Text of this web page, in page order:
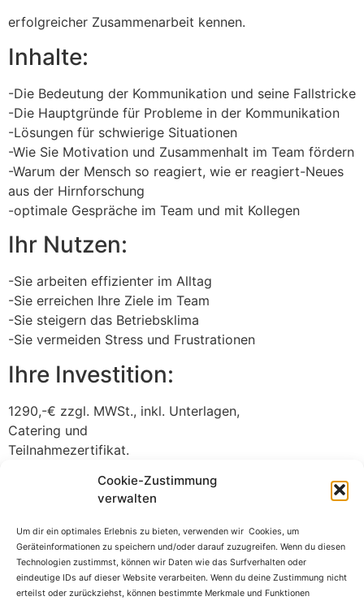
Cookie-Zustimmung
verwalten
Um dir ein optimales Erlebnis zu bieten, verwenden wir Cookies, um
Geräteinformationen zu speichern und/oder darauf zuzugreifen. Wenn du diesen
Technologien zustimmst, können wir Daten wie das Surfverhalten oder
eindeutige IDs auf dieser Website verarbeiten. Wenn du deine Zustimmung nicht
erteilst oder zurückziehst, können bestimmte Merkmale und Funktionen
erfolgreicher Zusammenarbeit kennen.
Inhalte:
-Die Bedeutung der Kommunikation und seine Fallstricke
-Die Hauptgründe für Probleme in der Kommunikation
-Lösungen für schwierige Situationen
-Wie Sie Motivation und Zusammenhalt im Team fördern
-Warum der Mensch so reagiert, wie er reagiert-Neues
aus der Hirnforschung
-optimale Gespräche im Team und mit Kollegen
Ihr Nutzen:
-Sie arbeiten effizienter im Alltag
-Sie erreichen Ihre Ziele im Team
-Sie steigern das Betriebsklima
-Sie vermeiden Stress und Frustrationen
Ihre Investition:
1290,-€ zzgl. MWSt., inkl. Unterlagen,
Catering und
Teilnahmezertifikat.
Buchen Sie jetzt Ihr
Gespräch!
In 30 Minuten sind Sie Ihrem Erfolg ein gutes Stück